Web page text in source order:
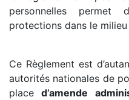
personnelles permet
protections dans le
Ce Règlement est
autorités nationales de
placed’amende